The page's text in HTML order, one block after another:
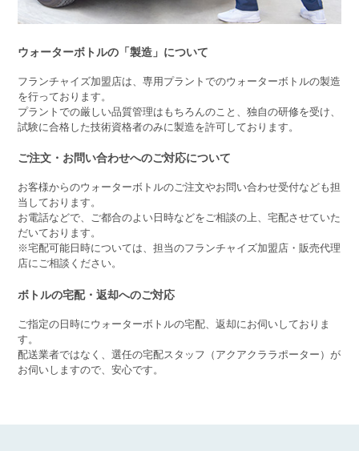
ウォーターボトルの「製造」について
フランチャイズ加盟店は、専用プラントでのウォーターボトルの製造
を行っております。
プラントでの厳しい品質管理はもちろんのこと、独自の研修を受け、
試験に合格した技術資格者のみに製造を許可しております。
ご注文・お問い合わせへのご対応について
お客様からのウォーターボトルのご注文やお問い合わせ受付なども担
当しております。
お電話などで、ご都合のよい日時などをご相談の上、宅配させていた
だいております。
※宅配可能日時については、担当のフランチャイズ加盟店・販売代理
店にご相談ください。
ボトルの宅配・返却へのご対応
ご指定の日時にウォーターボトルの宅配、返却にお伺いしておりま
す。
配送業者ではなく、選任の宅配スタッフ（アクアクララポーター）が
お伺いしますので、安心です。